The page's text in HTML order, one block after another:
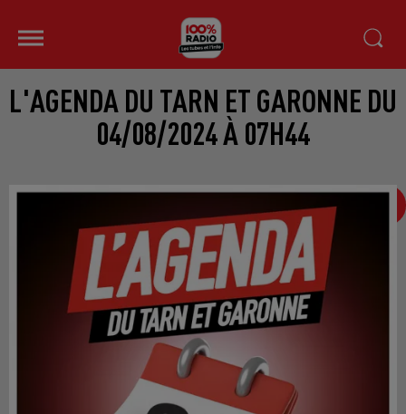
L'AGENDA DU TARN ET GARONNE DU
04/08/2024 À 07H44